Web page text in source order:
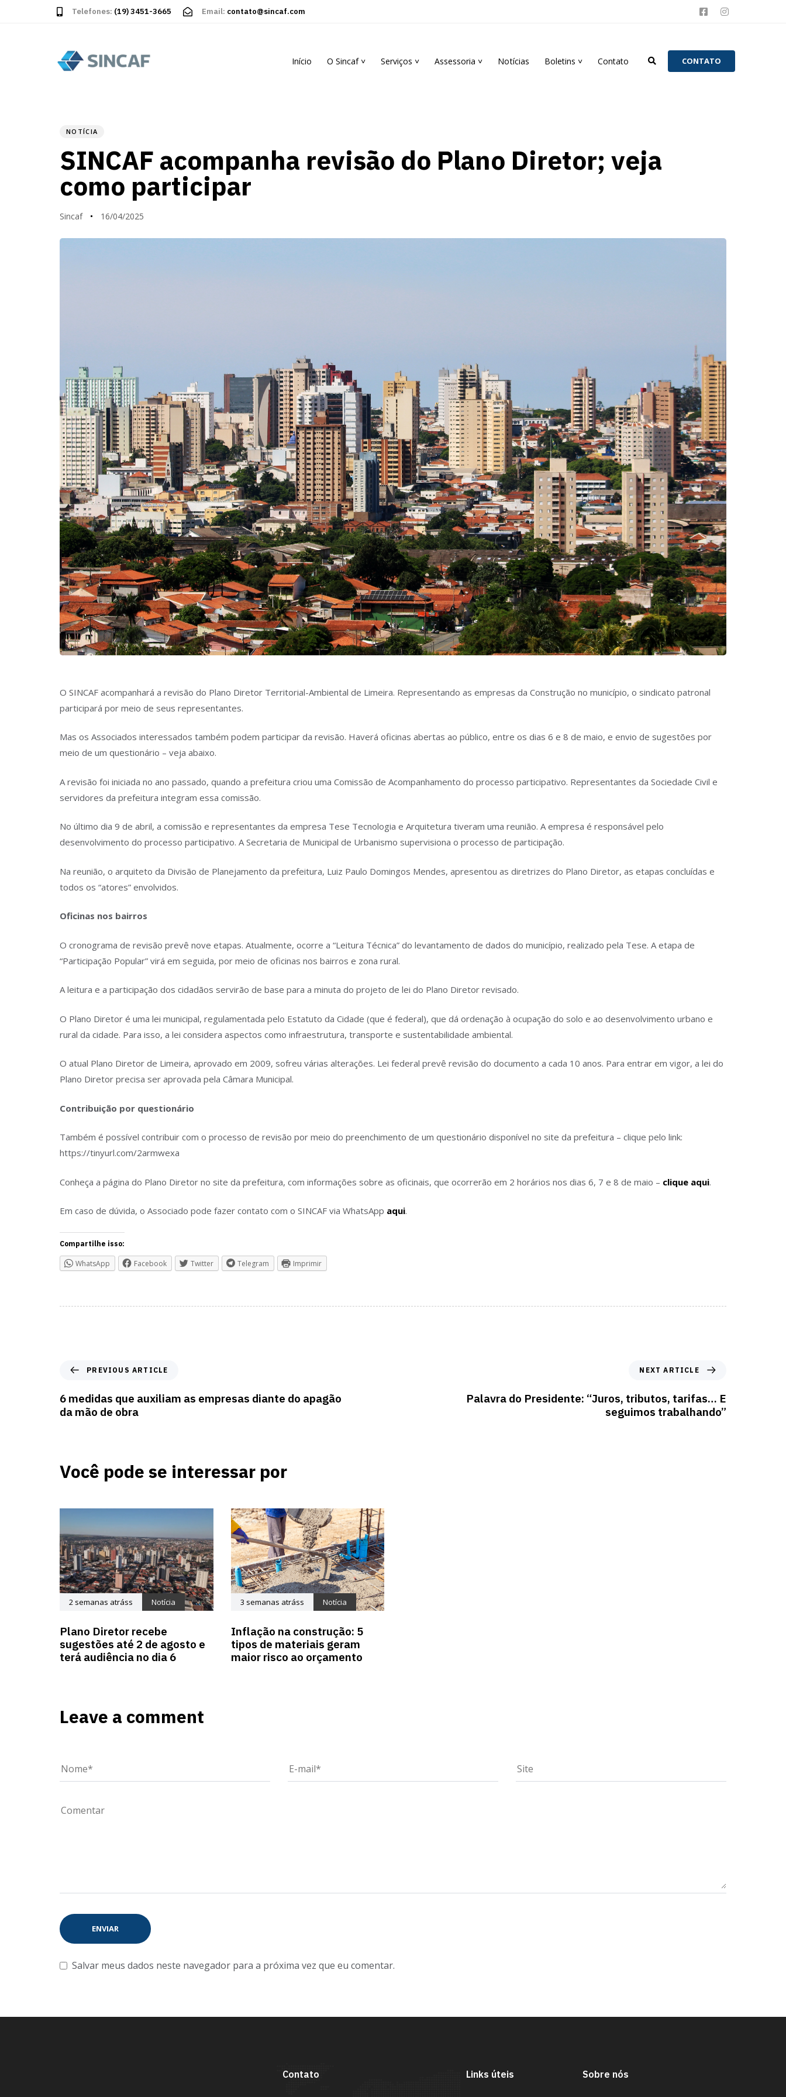
Telefones: (19) 3451-3665 Email: contato@sincaf.com
Início O Sincaf ˅ Serviços ˅ Assessoria ˅ Notícias Boletins ˅ Contato CONTATO
NOTÍCIA
SINCAF acompanha revisão do Plano Diretor; veja
como participar
Sincaf 16/04/2025
O SINCAF acompanhará a revisão do Plano Diretor Territorial-Ambiental de Limeira. Representando as empresas da Construção no município, o sindicato patronal
participará por meio de seus representantes.
Mas os Associados interessados também podem participar da revisão. Haverá oficinas abertas ao público, entre os dias 6 e 8 de maio, e envio de sugestões por
meio de um questionário – veja abaixo.
A revisão foi iniciada no ano passado, quando a prefeitura criou uma Comissão de Acompanhamento do processo participativo. Representantes da Sociedade Civil e
servidores da prefeitura integram essa comissão.
No último dia 9 de abril, a comissão e representantes da empresa Tese Tecnologia e Arquitetura tiveram uma reunião. A empresa é responsável pelo
desenvolvimento do processo participativo. A Secretaria de Municipal de Urbanismo supervisiona o processo de participação.
Na reunião, o arquiteto da Divisão de Planejamento da prefeitura, Luiz Paulo Domingos Mendes, apresentou as diretrizes do Plano Diretor, as etapas concluídas e
todos os “atores” envolvidos.
Oficinas nos bairros
O cronograma de revisão prevê nove etapas. Atualmente, ocorre a “Leitura Técnica” do levantamento de dados do município, realizado pela Tese. A etapa de
“Participação Popular” virá em seguida, por meio de oficinas nos bairros e zona rural.
A leitura e a participação dos cidadãos servirão de base para a minuta do projeto de lei do Plano Diretor revisado.
O Plano Diretor é uma lei municipal, regulamentada pelo Estatuto da Cidade (que é federal), que dá ordenação à ocupação do solo e ao desenvolvimento urbano e
rural da cidade. Para isso, a lei considera aspectos como infraestrutura, transporte e sustentabilidade ambiental.
O atual Plano Diretor de Limeira, aprovado em 2009, sofreu várias alterações. Lei federal prevê revisão do documento a cada 10 anos. Para entrar em vigor, a lei do
Plano Diretor precisa ser aprovada pela Câmara Municipal.
Contribuição por questionário
Também é possível contribuir com o processo de revisão por meio do preenchimento de um questionário disponível no site da prefeitura – clique pelo link:
https://tinyurl.com/2armwexa
Conheça a página do Plano Diretor no site da prefeitura, com informações sobre as oficinais, que ocorrerão em 2 horários nos dias 6, 7 e 8 de maio – clique aqui.
Em caso de dúvida, o Associado pode fazer contato com o SINCAF via WhatsApp aqui.
Compartilhe isso:
WhatsApp Facebook Twitter Telegram Imprimir
PREVIOUS ARTICLE
6 medidas que auxiliam as empresas diante do apagão
da mão de obra
NEXT ARTICLE
Palavra do Presidente: “Juros, tributos, tarifas… E
seguimos trabalhando”
Você pode se interessar por
2 semanas atráss Notícia
Plano Diretor recebe
sugestões até 2 de agosto e
terá audiência no dia 6
3 semanas atráss Notícia
Inflação na construção: 5
tipos de materiais geram
maior risco ao orçamento
Leave a comment
Salvar meus dados neste navegador para a próxima vez que eu comentar.
Contato Links úteis Sobre nós